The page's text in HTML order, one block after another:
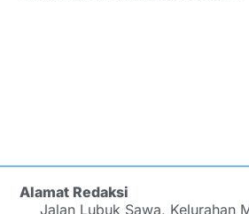
Alamat Redaksi
Jalan Lubuk Sawa, Kelurahan